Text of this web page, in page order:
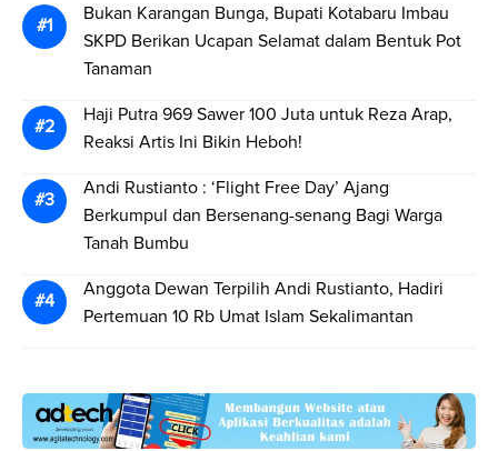
Bukan Karangan Bunga, Bupati Kotabaru Imbau
SKPD Berikan Ucapan Selamat dalam Bentuk Pot
Tanaman
Haji Putra 969 Sawer 100 Juta untuk Reza Arap,
Reaksi Artis Ini Bikin Heboh!
Andi Rustianto : ‘Flight Free Day’ Ajang
Berkumpul dan Bersenang-senang Bagi Warga
Tanah Bumbu
Anggota Dewan Terpilih Andi Rustianto, Hadiri
Pertemuan 10 Rb Umat Islam Sekalimantan